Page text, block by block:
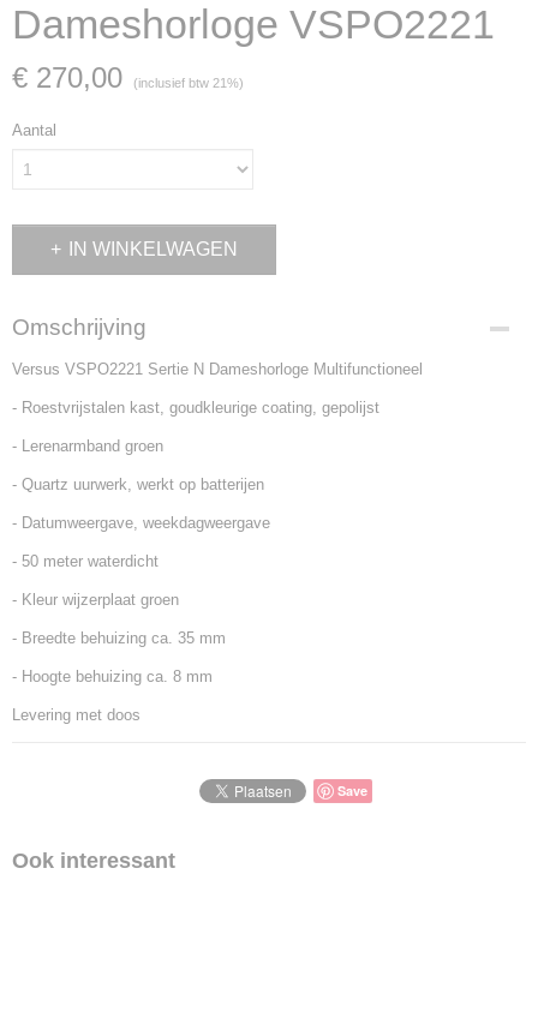
Dameshorloge VSPO2221
€ 270,00 (inclusief btw 21%)
Aantal
IN WINKELWAGEN
Omschrijving
Versus VSPO2221 Sertie N Dameshorloge Multifunctioneel
- Roestvrijstalen kast, goudkleurige coating, gepolijst
- Lerenarmband groen
- Quartz uurwerk, werkt op batterijen
- Datumweergave, weekdagweergave
- 50 meter waterdicht
- Kleur wijzerplaat groen
- Breedte behuizing ca. 35 mm
- Hoogte behuizing ca. 8 mm
Levering met doos
Save
Ook interessant